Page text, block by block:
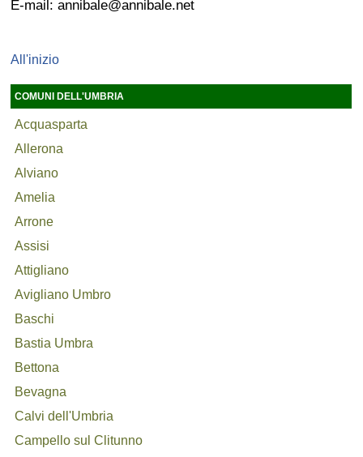
E-mail: annibale@annibale.net
All'inizio
COMUNI DELL'UMBRIA
Acquasparta
Allerona
Alviano
Amelia
Arrone
Assisi
Attigliano
Avigliano Umbro
Baschi
Bastia Umbra
Bettona
Bevagna
Calvi dell'Umbria
Campello sul Clitunno